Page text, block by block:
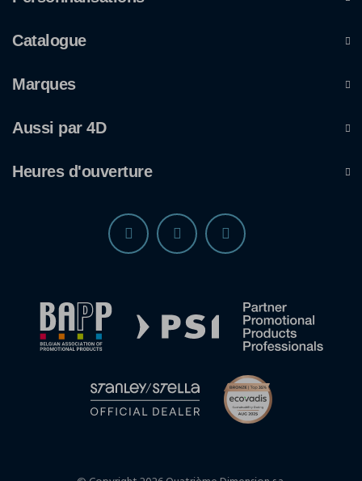
Catalogue
Marques
Aussi par 4D
Heures d'ouverture